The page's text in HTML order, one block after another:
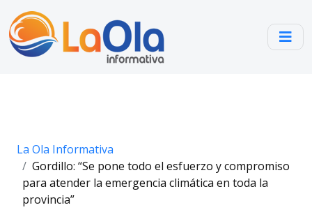
La Ola Informativa
Gordillo: “Se pone todo el esfuerzo y compromiso
para atender la emergencia climática en toda la
provincia”